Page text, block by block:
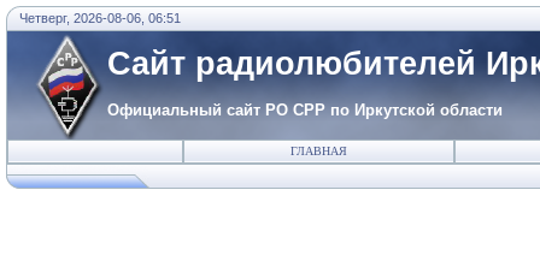
Четверг, 2026-08-06, 06:51
Сайт радиолюбителей
Официальный сайт РО СРР по Иркутской области
ГЛАВНАЯ